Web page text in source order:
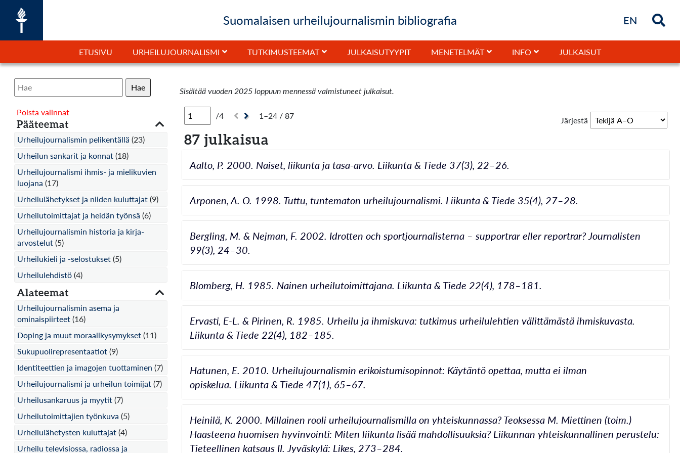
Suomalaisen urheilujournalismin bibliografia EN Briefly
ETUSIVU URHEILUJOURNALISMI TUTKIMUSTEEMAT JULKAISUTYYPIT MENETELMÄT INFO JULKAISUT
Hae Sisältää vuoden 2025 loppuun mennessä valmistuneet julkaisut.
/4 1–24 / 87 Järjestä
87 julkaisua
Aalto, P. 2000. Naiset, liikunta ja tasa-arvo. Liikunta & Tiede 37(3), 22–26.
Arponen, A. O. 1998. Tuttu, tuntematon urheilujournalismi. Liikunta & Tiede 35(4), 27–28.
Bergling, M. & Nejman, F. 2002. Idrotten och sportjournalisterna – supportrar eller reportrar? Journalisten
99(3), 24–30.
Blomberg, H. 1985. Nainen urheilutoimittajana. Liikunta & Tiede 22(4), 178–181.
Ervasti, E-L. & Pirinen, R. 1985. Urheilu ja ihmiskuva: tutkimus urheilulehtien välittämästä ihmiskuvasta.
Liikunta & Tiede 22(4), 182–185.
Hatunen, E. 2010. Urheilujournalismin erikoistumisopinnot: Käytäntö opettaa, mutta ei ilman
opiskelua. Liikunta & Tiede 47(1), 65–67.
Heinilä, K. 2000. Millainen rooli urheilujournalismilla on yhteiskunnassa? Teoksessa M. Miettinen (toim.)
Haasteena huomisen hyvinvointi: Miten liikunta lisää mahdollisuuksia? Liikunnan yhteiskunnallinen perustelu:
Tieteellinen katsaus II. Jyväskylä: Likes, 273–284.
Poista valinnat
Pääteemat
Urheilujournalismin pelikentällä (23)
Urheilun sankarit ja konnat (18)
Urheilujournalismi ihmis- ja mielikuvien
luojana (17)
Urheilulähetykset ja niiden kuluttajat (9)
Urheilutoimittajat ja heidän työnsä (6)
Urheilujournalismin historia ja kirja-
arvostelut (5)
Urheilukieli ja -selostukset (5)
Urheilulehdistö (4)
Alateemat
Urheilujournalismin asema ja
ominaispiirteet (16)
Doping ja muut moraalikysymykset (11)
Sukupuolirepresentaatiot (9)
Identiteettien ja imagojen tuottaminen (7)
Urheilujournalismi ja urheilun toimijat (7)
Urheilusankaruus ja myytit (7)
Urheilutoimittajien työnkuva (5)
Urheilulähetysten kuluttajat (4)
Urheilu televisiossa, radiossa ja